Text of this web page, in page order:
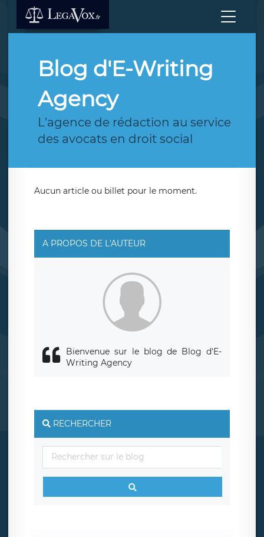
Blog d'E-Writing
Agency
L'agence de rédaction au service
des avocats en droit social
Aucun article ou billet pour le moment.
A PROPOS DE L'AUTEUR
Bienvenue sur le blog de Blog d'E-
Writing Agency
RECHERCHER